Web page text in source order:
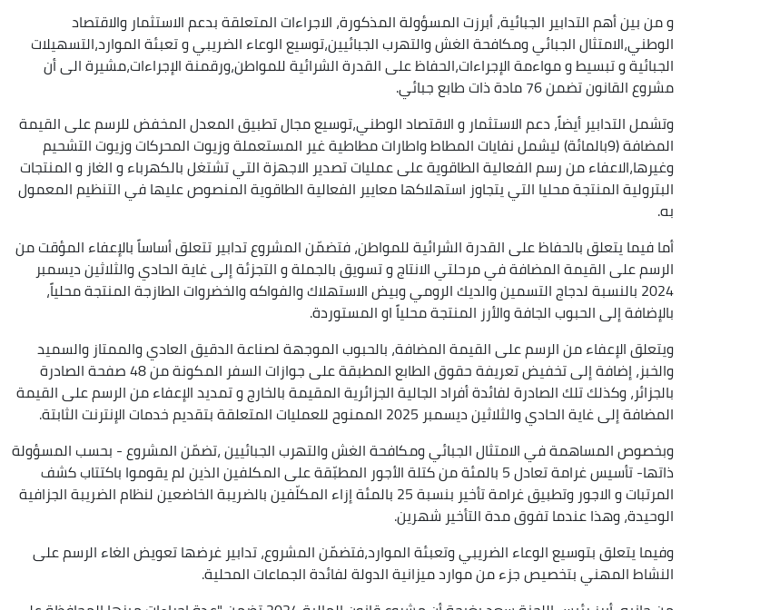
و من بين أهم التدابير الجبائية، أبرزت المسؤولة المذكورة، الاجراءات المتعلقة بدعم الاستثمار والاقتصاد
الوطني،الامتثال الجبائي ومكافحة الغش والتهرب الجبائيين،توسيع الوعاء الضريبي و تعبئة الموارد،التسهيلات
الجبائية و تبسيط و مواءمة الإجراءات،الحفاظ على القدرة الشرائية للمواطن،ورقمنة الإجراءات،مشيرة الى أن
مشروع القانون تضمن 76 مادة ذات طابع جبائي.
وتشمل التدابير أيضاً، دعم الاستثمار و الاقتصاد الوطني،توسيع مجال تطبيق المعدل المخفض للرسم على القيمة
المضافة (9بالمائة) ليشمل نفايات المطاط واطارات مطاطية غير المستعملة وزيوت المحركات وزيوت التشحيم
وغيرها،الاعفاء من رسم الفعالية الطاقوية على عمليات تصدير الاجهزة التي تشتغل بالكهرباء و الغاز و المنتجات
البترولية المنتجة محليا التي يتجاوز استهلاكها معايير الفعالية الطاقوية المنصوص عليها في التنظيم المعمول
به.
أما فيما يتعلق بالحفاظ على القدرة الشرائية للمواطن، فتضمّن المشروع تدابير تتعلق أساساً بالإعفاء المؤقت من
الرسم على القيمة المضافة في مرحلتي الانتاج و تسويق بالجملة و التجزئة إلى غاية الحادي والثلاثين ديسمبر
2024 بالنسبة لدجاج التسمين والديك الرومي وبيض الاستهلاك والفواكه والخضروات الطازجة المنتجة محلياً،
بالإضافة إلى الحبوب الجافة والأرز المنتجة محلياً او المستوردة.
ويتعلق الإعفاء من الرسم على القيمة المضافة، بالحبوب الموجهة لصناعة الدقيق العادي والممتاز والسميد
والخبز، إضافة إلى تخفيض تعريفة حقوق الطابع المطبقة على جوازات السفر المكونة من 48 صفحة الصادرة
بالجزائر، وكذلك تلك الصادرة لفائدة أفراد الجالية الجزائرية المقيمة بالخارج و تمديد الإعفاء من الرسم على القيمة
المضافة إلى غاية الحادي والثلاثين ديسمبر 2025 الممنوح للعمليات المتعلقة بتقديم خدمات الإنترنت الثابتة.
وبخصوص المساهمة في الامتثال الجبائي ومكافحة الغش والتهرب الجبائيين ،تضمّن المشروع - بحسب المسؤولة
ذاتها- تأسيس غرامة تعادل 5 بالمئة من كتلة الأجور المطبّقة على المكلفين الذين لم يقوموا باكتتاب كشف
المرتبات و الاجور وتطبيق غرامة تأخير بنسبة 25 بالمئة إزاء المكلّفين بالضريبة الخاضعين لنظام الضريبة الجزافية
الوحيدة، وهذا عندما تفوق مدة التأخير شهرين.
وفيما يتعلق بتوسيع الوعاء الضريبي وتعبئة الموارد،فتضمّن المشروع، تدابير غرضها تعويض الغاء الرسم على
النشاط المهني بتخصيص جزء من موارد ميزانية الدولة لفائدة الجماعات المحلية.